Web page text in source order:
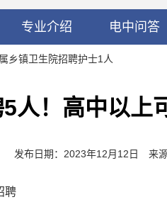
专业介绍 电中问答
乡镇卫生院招聘护士1人
人！高中以上
发布日期：2023年12月12日 来
聘